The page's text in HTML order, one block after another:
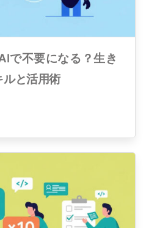
で不要になる？生き
ルと活用術